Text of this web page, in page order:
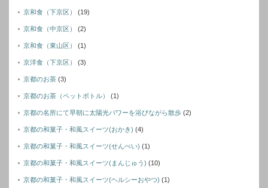
京和食（下京区） (19)
京和食（中京区） (2)
京和食（東山区） (1)
京洋食（下京区） (3)
京都のお茶 (3)
京都のお茶（ペットボトル） (1)
京都の名所にて早朝に太陽光パワーを浴びながら散歩 (2)
京都の和菓子・和風スイーツ(おかき) (4)
京都の和菓子・和風スイーツ(せんぺい) (1)
京都の和菓子・和風スイーツ(まんじゅう) (10)
京都の和菓子・和風スイーツ(ヘルシーおやつ) (1)